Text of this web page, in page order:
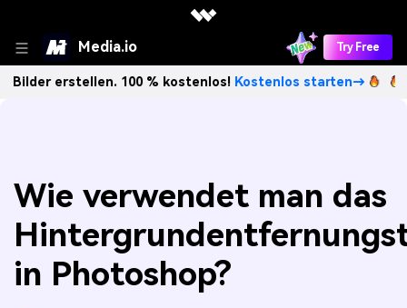
Media.io Try Free
100 % kostenlos!Kostenlos starten→
Wie verwendet man das
in Photoshop?